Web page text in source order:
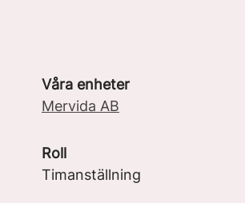
Våra enheter
Mervida AB
Roll
Timanställning